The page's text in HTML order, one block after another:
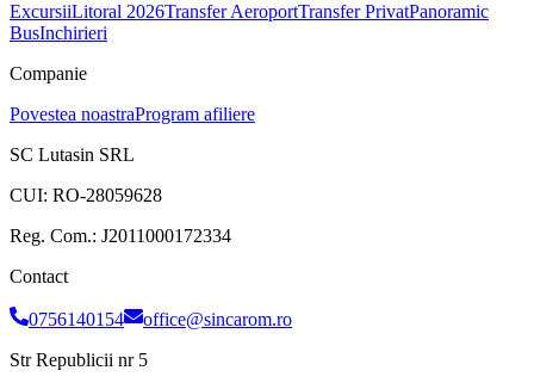
ExcursiiLitoral 2026Transfer AeroportTransfer PrivatPanoramic
BusInchirieri
Companie
Povestea noastraProgram afiliere
SC Lutasin SRL
CUI: RO-28059628
Reg. Com.: J2011000172334
Contact
0756140154
office@sincarom.ro
Str Republicii nr 5